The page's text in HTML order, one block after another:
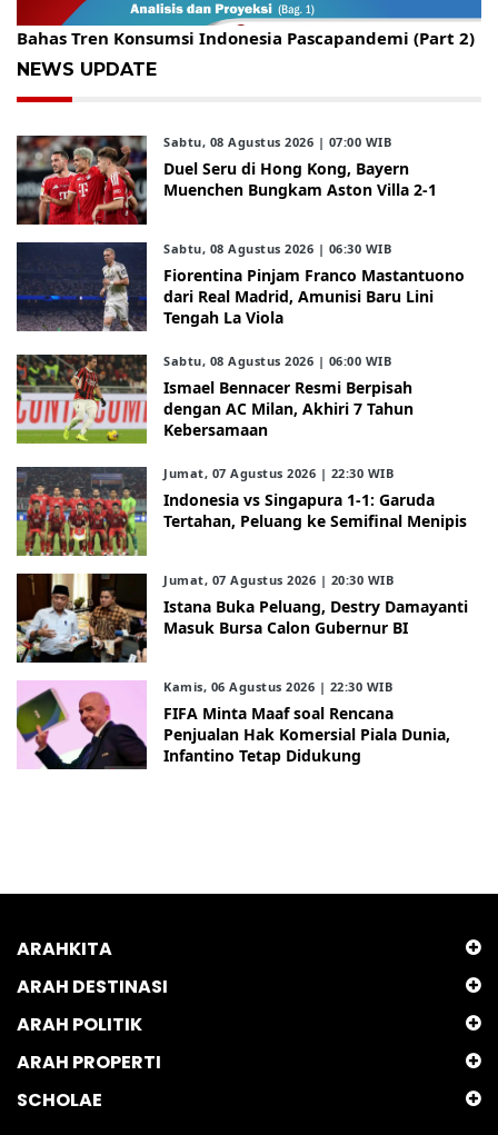
Gelar Kopdar, KBC Jakarta Raya Hadirkan Pakar Ritel
Bahas Tren Konsumsi Indonesia Pascapandemi (Part 2)
NEWS UPDATE
Sabtu, 08 Agustus 2026 | 07:00 WIB
Duel Seru di Hong Kong, Bayern
Muenchen Bungkam Aston Villa 2-1
Sabtu, 08 Agustus 2026 | 06:30 WIB
Fiorentina Pinjam Franco Mastantuono
dari Real Madrid, Amunisi Baru Lini
Tengah La Viola
Sabtu, 08 Agustus 2026 | 06:00 WIB
Ismael Bennacer Resmi Berpisah
dengan AC Milan, Akhiri 7 Tahun
Kebersamaan
Jumat, 07 Agustus 2026 | 22:30 WIB
Indonesia vs Singapura 1-1: Garuda
Tertahan, Peluang ke Semifinal Menipis
Jumat, 07 Agustus 2026 | 20:30 WIB
Istana Buka Peluang, Destry Damayanti
Masuk Bursa Calon Gubernur BI
Kamis, 06 Agustus 2026 | 22:30 WIB
FIFA Minta Maaf soal Rencana
Penjualan Hak Komersial Piala Dunia,
Infantino Tetap Didukung
ARAHKITA
ARAH DESTINASI
ARAH POLITIK
ARAH PROPERTI
SCHOLAE